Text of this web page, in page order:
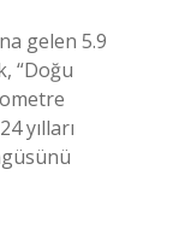
gelen 5.9
“Doğu
yılları